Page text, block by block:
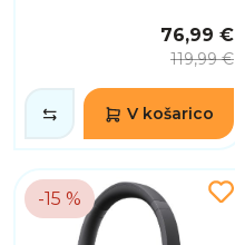
76,99 €
119,99 €
V košarico
-15 %